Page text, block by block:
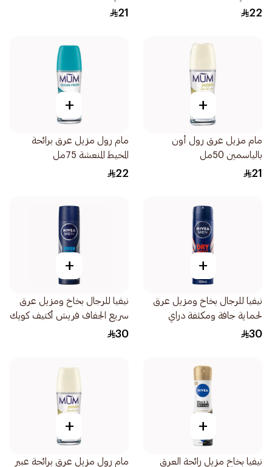
22
21
+
مام مزيل عرق رول أون
بالياسمين 50مل
21
+
مام رول مزيل عرق برائحة
المحيط المنعشة 75مل
22
+
نيفيا للرجال بخاخ ومزيل عرق
لحماية جافة ومكثفة دراي
إمباكت 150مل
30
+
نيفيا للرجال بخاخ ومزيل عرق
سريع الجفاف فريش أكتيف كويك
دراي 150مل
30
+
نيفيا بخاخ مزيل رائحة العرق
+
مام رول مزيل عرق برائحة عبير